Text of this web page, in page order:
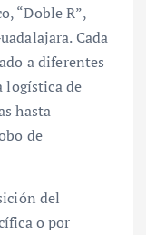
“Doble R”,
Cada
a diferentes
logística de
hasta
de
del
o por